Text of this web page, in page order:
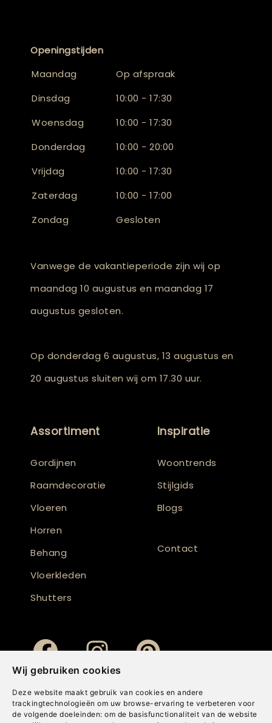
Wij gebruiken cookies
Deze website maakt gebruik van cookies en andere
trackingtechnologieën om uw browse-ervaring te verbeteren voor
de volgende doeleinden: om de basisfunctionaliteit van de website
Openingstijden
Maandag
Op afspraak
Dinsdag
10:00 - 17:30
Woensdag
10:00 - 17:30
Donderdag
10:00 - 20:00
Vrijdag
10:00 - 17:30
Zaterdag
10:00 - 17:00
Zondag
Gesloten
Vanwege de vakantieperiode zijn wij op
maandag 10 augustus en maandag 17
augustus gesloten.
Op donderdag 6 augustus, 13 augustus en
20 augustus sluiten wij om 17.30 uur.
Assortiment
Gordijnen
Raamdecoratie
Vloeren
Horren
Behang
Vloerkleden
Shutters
Inspiratie
Woontrends
Stijlgids
Blogs
Contact